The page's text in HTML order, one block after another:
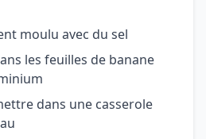
moulu avec du sel
les feuilles de banane
dans une casserole